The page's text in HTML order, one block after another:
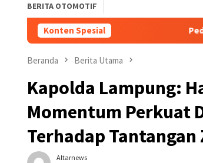
BERITA OTOMOTIF
Konten SpesialPedang Pora Sambut
Beranda Berita Utama
Kapolda Lampung:
Momentum Perkuat
Terhadap Tantangan
Altarnews